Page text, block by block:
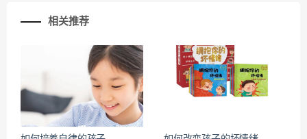
相关推荐